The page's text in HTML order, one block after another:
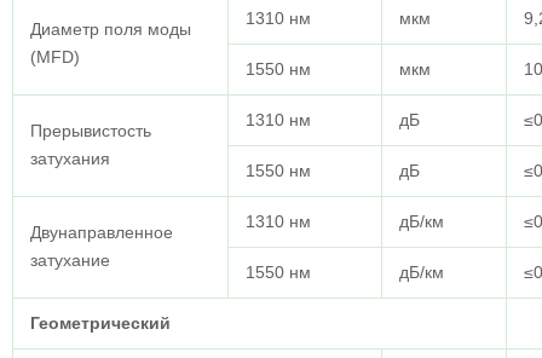
Диаметр поля моды
(MFD)
1310 нм мкм
1550 нм мкм
Прерывистость
затухания
1310 нм дБ
1550 нм дБ
Двунаправленное
затухание
1310 нм дБ/км
1550 нм дБ/км
Геометрический